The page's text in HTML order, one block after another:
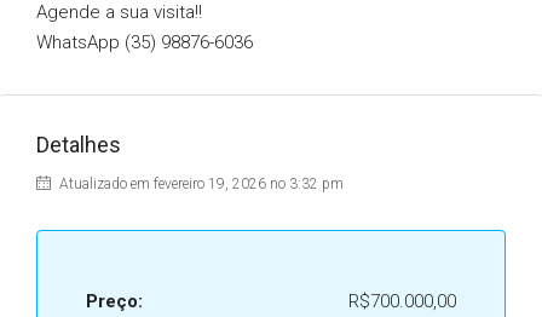
Agende a sua visita!!
WhatsApp (35) 98876-6036
Detalhes
Atualizado em fevereiro 19, 2026 no 3:32 pm
Preço: R$700.000,00